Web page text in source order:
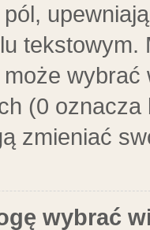
(0
zmieniać
wybrać